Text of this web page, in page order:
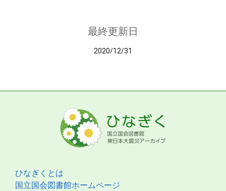
最終更新日
2020/12/31
ひなぎくとは
国立国会図書館ホームページ